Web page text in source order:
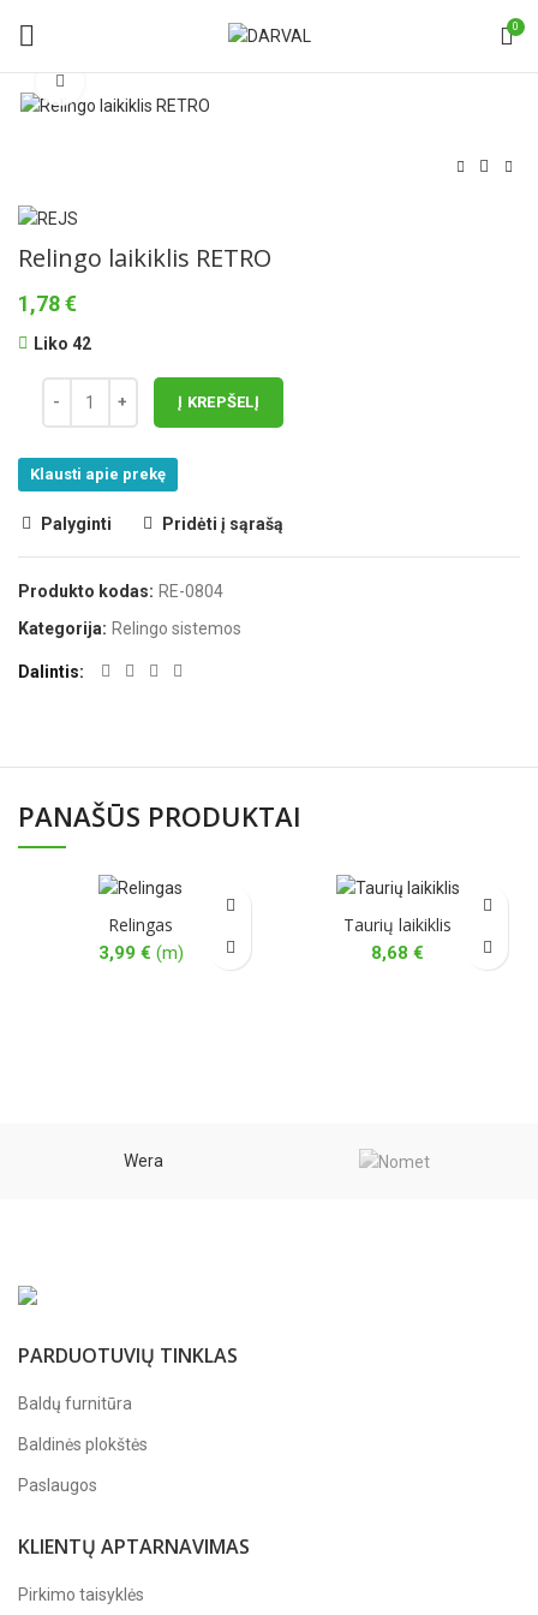
0
Relingo laikiklis RETRO
1,78€
Liko 42
Į KREPŠELĮ
Klausti apie prekę
Palyginti Pridėti į sąrašą
Produkto kodas: RE-0804
Kategorija: Relingo sistemos
Dalintis
PANAŠŪS PRODUKTAI
Relingas
3,99 € (m)
Taurių laikiklis
8,68 €
Wera
PARDUOTUVIŲ TINKLAS
Baldų furnitūra
Baldinės plokštės
Paslaugos
KLIENTŲ APTARNAVIMAS
Pirkimo taisyklės